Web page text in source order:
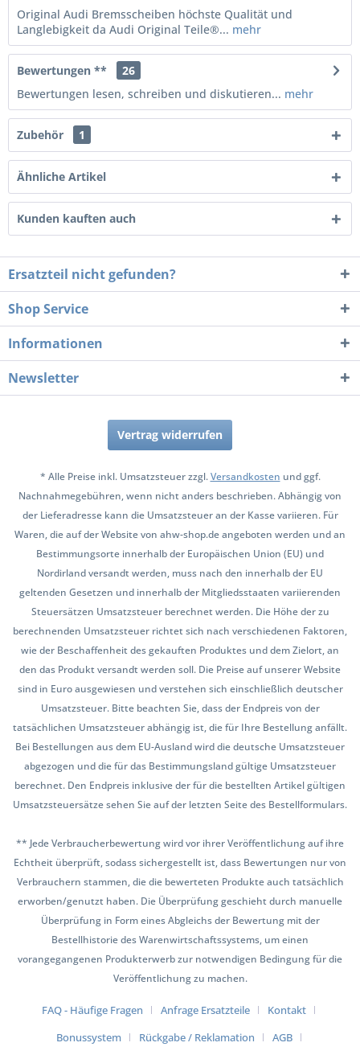
Original Audi Bremsscheiben höchste Qualität und
Langlebigkeit da Audi Original Teile®... mehr
Bewertungen **
26
Bewertungen lesen, schreiben und diskutieren... mehr
Zubehör 1
Ähnliche Artikel
Kunden kauften auch
Ersatzteil nicht gefunden?
Shop Service
Informationen
Newsletter
Vertrag widerrufen
* Alle Preise inkl. Umsatzsteuer zzgl.Versandkosten und ggf.
Nachnahmegebühren, wenn nicht anders beschrieben. Abhängig von
der Lieferadresse kann die Umsatzsteuer an der Kasse variieren. Für
Waren, die auf der Website von ahw-shop.de angeboten werden und an
Bestimmungsorte innerhalb der Europäischen Union (EU) und
Nordirland versandt werden, muss nach den innerhalb der EU
geltenden Gesetzen und innerhalb der Mitgliedsstaaten variierenden
Steuersätzen Umsatzsteuer berechnet werden. Die Höhe der zu
berechnenden Umsatzsteuer richtet sich nach verschiedenen Faktoren,
wie der Beschaffenheit des gekauften Produktes und dem Zielort, an
den das Produkt versandt werden soll. Die Preise auf unserer Website
sind in Euro ausgewiesen und verstehen sich einschließlich deutscher
Umsatzsteuer. Bitte beachten Sie, dass der Endpreis von der
tatsächlichen Umsatzsteuer abhängig ist, die für Ihre Bestellung anfällt.
Bei Bestellungen aus dem EU-Ausland wird die deutsche Umsatzsteuer
abgezogen und die für das Bestimmungsland gültige Umsatzsteuer
berechnet. Den Endpreis inklusive der für die bestellten Artikel gültigen
Umsatzsteuersätze sehen Sie auf der letzten Seite des Bestellformulars.
** Jede Verbraucherbewertung wird vor ihrer Veröffentlichung auf ihre
Echtheit überprüft, sodass sichergestellt ist, dass Bewertungen nur von
Verbrauchern stammen, die die bewerteten Produkte auch tatsächlich
erworben/genutzt haben. Die Überprüfung geschieht durch manuelle
Überprüfung in Form eines Abgleichs der Bewertung mit der
Bestellhistorie des Warenwirtschaftssystems, um einen
vorangegangenen Produkterwerb zur notwendigen Bedingung für die
Veröffentlichung zu machen.
FAQ - Häufige Fragen Anfrage Ersatzteile
Kontakt
Bonussystem
Rückgabe / Reklamation AGB